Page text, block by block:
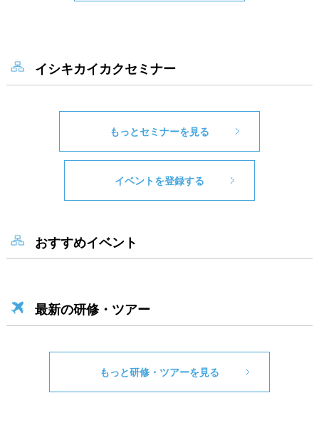
イシキカイカクセミナー
もっとセミナーを見る
イベントを登録する
おすすめイベント
最新の研修・ツアー
もっと研修・ツアーを見る